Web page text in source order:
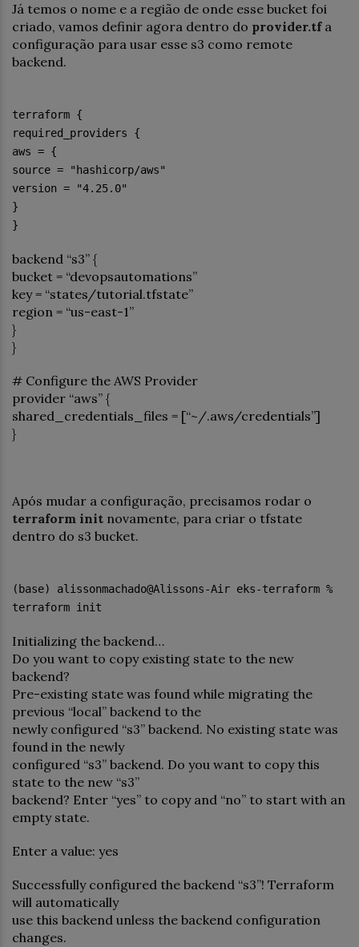
Já temos o nome e a região de onde esse bucket foi
criado, vamos definir agora dentro do provider.tfa
configuração para usar esse s3 como remote
backend.
terraform {
required_providers {
aws = {
source = "hashicorp/aws"
version = "4.25.0"
}
}
backend “s3” {
bucket = “devopsautomations”
key = “states/tutorial.tfstate”
region = “us-east-1”
}
}
# Configure the AWS Provider
provider “aws” {
shared_credentials_files = [“~/.aws/credentials”]
}
Após mudar a configuração, precisamos rodar o
terraform init novamente, para criar o tfstate
dentro do s3 bucket.
(base) alissonmachado@Alissons-Air eks-terraform %
terraform init
Initializing the backend…
Do you want to copy existing state to the new
backend?
Pre-existing state was found while migrating the
previous “local” backend to the
newly configured “s3” backend. No existing state was
found in the newly
configured “s3” backend. Do you want to copy this
state to the new “s3”
backend? Enter “yes” to copy and “no” to start with an
empty state.
Enter a value: yes
Successfully configured the backend “s3”! Terraform
will automatically
use this backend unless the backend configuration
changes.